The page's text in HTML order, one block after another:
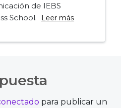
de IEBS
School.
Leer más
para publicar un